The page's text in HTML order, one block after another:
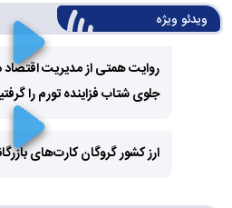
ویدئو ویژه
روایت همتی از مدیریت
جلوی شتاب فزاینده تورم را
ارز کشور گروگان کارت‌های